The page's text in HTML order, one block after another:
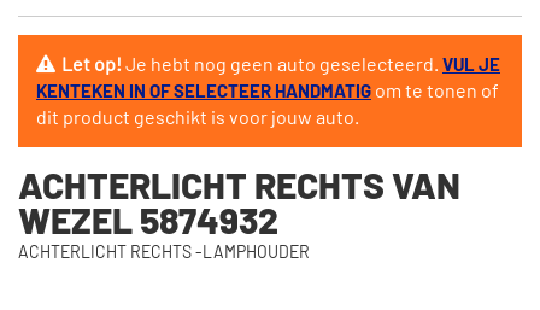
Let op!Je hebt nog geen auto geselecteerd. VUL JE
KENTEKEN IN OF SELECTEER HANDMATIG om te tonen of
dit product geschikt is voor jouw auto.
ACHTERLICHT RECHTS VAN
WEZEL 5874932
ACHTERLICHT RECHTS -LAMPHOUDER